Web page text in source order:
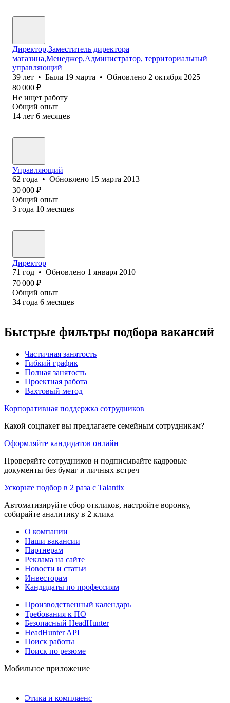
Директор,Заместитель директора
магазина,Менеджер,Администратор, территориальный
управляющий
39 лет • Была 19 марта • Обновлено 2 октября 2025
80 000 ₽
Не ищет работу
Общий опыт
14 лет 6 месяцев
Управляющий
62 года • Обновлено 15 марта 2013
30 000 ₽
Общий опыт
3 года 10 месяцев
Директор
71 год • Обновлено 1 января 2010
70 000 ₽
Общий опыт
34 года 6 месяцев
Быстрые фильтры подбора вакансий
Частичная занятость
Гибкий график
Полная занятость
Проектная работа
Вахтовый метод
Корпоративная поддержка сотрудников
Какой соцпакет вы предлагаете семейным сотрудникам?
Оформляйте кандидатов онлайн
Проверяйте сотрудников и подписывайте кадровые
документы без бумаг и личных встреч
Ускорьте подбор в 2 раза с Talantix
Автоматизируйте сбор откликов, настройте воронку,
собирайте аналитику в 2 клика
О компании
Наши вакансии
Партнерам
Реклама на сайте
Новости и статьи
Инвесторам
Кандидаты по профессиям
Производственный календарь
Требования к ПО
Безопасный HeadHunter
HeadHunter API
Поиск работы
Поиск по резюме
Мобильное приложение
Этика и комплаенс